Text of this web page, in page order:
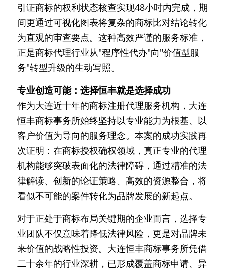
引证商标的权利状态核查实现48小时内完成，期
间更通过可视化图表将复杂的商标比对结论转化
为直观的审查要点。这种高效严谨的服务标准，
正是商标代理行业从"程序性代办"向"价值型服
务"转型升级的生动写照。
专业创造可能：选择恒丰就是选择成功
作为大连近十年的商标注册代理服务机构，大连
恒丰商标事务所始终坚持以专业能力为根基、以
客户价值为导向的服务理念。本案的成功实践再
次证明：在商标授权确权领域，真正专业的代理
机构能够突破表面化的法律障碍，通过精准的法
律解读、创新的论证策略、高效的资源整合，将
看似不可能的案件转化为品牌发展的新起点。
对于正处于商标布局关键期的企业而言，选择专
业团队不仅意味着降低法律风险，更是对品牌未
来价值的战略性投资。大连恒丰商标事务所凭借
二十余年的行业深耕，已形成覆盖商标申请、异